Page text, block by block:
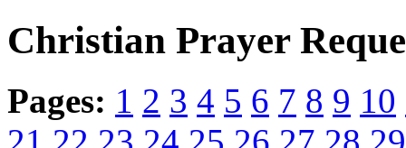
Christian Prayer
Pages: 1 2 3 4 5 6 7 8 9 10